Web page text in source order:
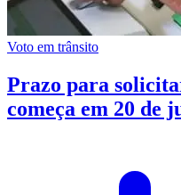
Voto em trânsito
Prazo para
começa em 20 de